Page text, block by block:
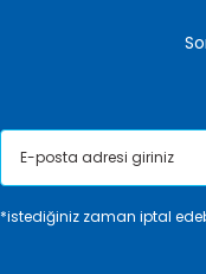
*istediğiniz zaman iptal